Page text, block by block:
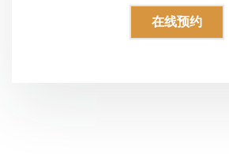
在线预约